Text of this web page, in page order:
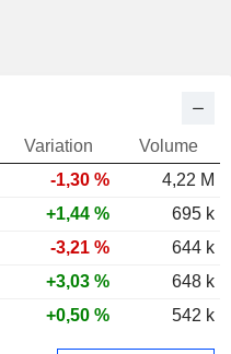
Variation
Volume
-1,30 %
4,22 M
+1,44 %
695 k
-3,21 %
644 k
+3,03 %
648 k
+0,50 % 542 k